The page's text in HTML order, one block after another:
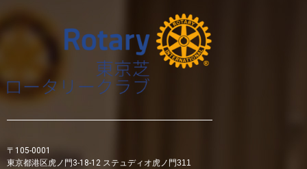
〒105-0001
東京都港区虎ノ門3-18-12 ステュディオ虎ノ門311